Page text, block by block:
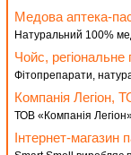
Медова аптека-
Натуральний 100%
Чойс,
Фітопрепарати,
Компанія Легіон,
ТОВ «Компанія
Інтернет-магазин